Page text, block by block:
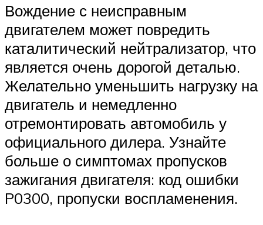
Вождение с неисправным
двигателем может повредить
каталитический нейтрализатор, что
является очень дорогой деталью.
Желательно уменьшить нагрузку на
двигатель и немедленно
отремонтировать автомобиль у
официального дилера. Узнайте
больше о симптомах пропусков
зажигания двигателя: код ошибки
P0300, пропуски воспламенения.